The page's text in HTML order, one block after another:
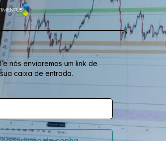
nós enviaremos um link de
caixa de entrada.